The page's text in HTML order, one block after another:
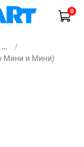
0
...
Мини и Мини)